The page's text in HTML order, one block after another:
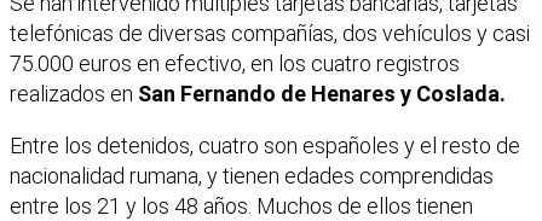
telefónicas de diversas compañías, dos vehículos y casi
75.000 euros en efectivo, en los cuatro registros
realizados en San Fernando de Henares y Coslada.
Entre los detenidos, cuatro son españoles y el resto de
nacionalidad rumana, y tienen edades comprendidas
entre los 21 y los 48 años. Muchos de ellos tienen